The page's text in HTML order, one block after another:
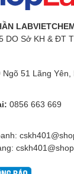
DO Sở KH & ĐT
Ngõ 51 Lãng
0856 663 669